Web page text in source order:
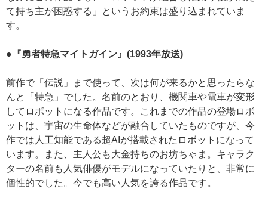
て持ち主が困惑する」というお約束は盛り込まれていま
す。
●『勇者特急マイトガイン』(1993年放送)
前作で「伝説」まで使って、次は何が来るかと思ったらな
んと「特急」でした。名前のとおり、機関車や電車が変形
してロボットになる作品です。これまでの作品の登場ロボ
ットは、宇宙の生命体などが融合していたものですが、今
作では人工知能である超AIが搭載されたロボットになって
います。また、主人公も大金持ちのお坊ちゃま。キャラク
ターの名前も人気俳優がモデルになっていたりと、非常に
個性的でした。今でも高い人気を誇る作品です。